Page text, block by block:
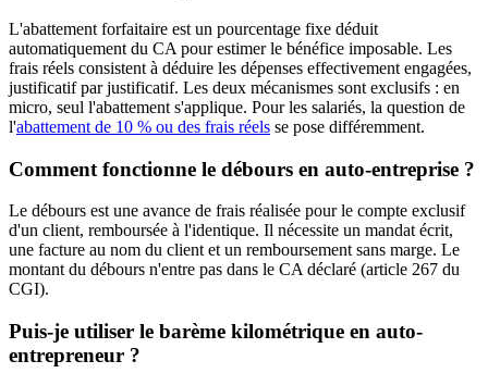
L'abattement forfaitaire est un pourcentage fixe déduit
automatiquement du CA pour estimer le bénéfice imposable. Les
frais réels consistent à déduire les dépenses effectivement engagées,
justificatif par justificatif. Les deux mécanismes sont exclusifs : en
micro, seul l'abattement s'applique. Pour les salariés, la question de
l'abattement de 10 % ou des frais réels se pose différemment.
Comment fonctionne le débours en auto-entreprise ?
Le débours est une avance de frais réalisée pour le compte exclusif
d'un client, remboursée à l'identique. Il nécessite un mandat écrit,
une facture au nom du client et un remboursement sans marge. Le
montant du débours n'entre pas dans le CA déclaré (article 267 du
CGI).
Puis-je utiliser le barème kilométrique en auto-
entrepreneur ?